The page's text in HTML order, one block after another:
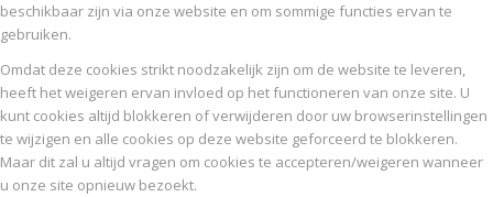
beschikbaar zijn via onze website en om sommige functies ervan te
gebruiken.
Omdat deze cookies strikt noodzakelijk zijn om de website te leveren,
heeft het weigeren ervan invloed op het functioneren van onze site. U
kunt cookies altijd blokkeren of verwijderen door uw browserinstellingen
te wijzigen en alle cookies op deze website geforceerd te blokkeren.
Maar dit zal u altijd vragen om cookies te accepteren/weigeren wanneer
u onze site opnieuw bezoekt.